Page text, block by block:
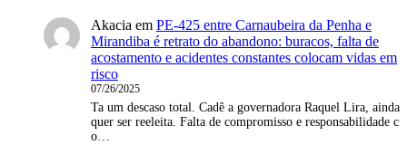
Akacia em PE-425 entre Carnaubeira da Penha e
Mirandiba é retrato do abandono: buracos, falta de
acostamento e acidentes constantes colocam vidas em
risco
07/26/2025
Ta um descaso total. Cadê a governadora Raquel Lira, ainda
quer ser reeleita. Falta de compromisso e responsabilidade c
o…